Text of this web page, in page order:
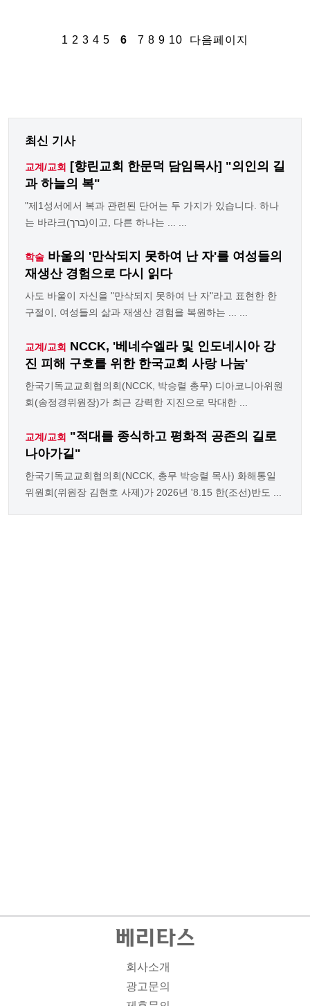
1 2 3 4 5 6 7 8 9 10 다음페이지
최신 기사
교계/교회
[향린교회 한문덕 담임목사] "의인의 길
과 하늘의 복"
"제1성서에서 복과 관련된 단어는 두 가지가 있습니다. 하나
는 바라크(ברך)이고, 다른 하나는 ... ...
학술 바울의 '만삭되지 못하여 난 자'를 여성들의
재생산 경험으로 다시 읽다
사도 바울이 자신을 "만삭되지 못하여 난 자"라고 표현한 한
구절이, 여성들의 삶과 재생산 경험을 복원하는 ... ...
교계/교회 NCCK, '베네수엘라 및 인도네시아 강
진 피해 구호를 위한 한국교회 사랑 나눔'
한국기독교교회협의회(NCCK, 박승렬 총무) 디아코니아위원
회(송정경위원장)가 최근 강력한 지진으로 막대한 ...
교계/교회 "적대를 종식하고 평화적 공존의 길로
나아가길"
한국기독교교회협의회(NCCK, 총무 박승렬 목사) 화해통일
위원회(위원장 김현호 사제)가 2026년 '8.15 한(조선)반도 ...
회사소개
광고문의